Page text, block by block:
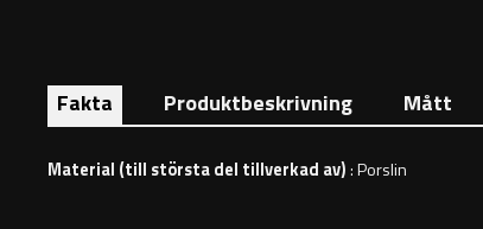
Fakta Produktbeskrivning Mått
Material (till största del tillverkad av): Porslin